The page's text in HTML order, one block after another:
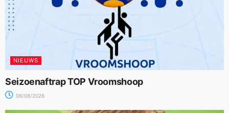
NIEUWS
Seizoenaftrap TOP Vroomshoop
08/08/2026